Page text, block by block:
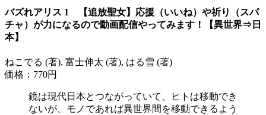
バズれアリス 1 【追放聖女】応援（いいね）や祈り（スパ
チャ）が力になるので動画配信やってみます！【異世界⇒日
本】
ねこでる (著), 富士伸太 (著), はる雪 (著)
価格：770円
鏡は現代日本とつながっていて、ヒトは移動でき
ないが、モノであれば異世界間を移動できるよう